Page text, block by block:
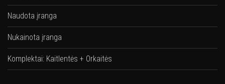
Naudota įranga
Nukainota įranga
Komplektai: Kaitlentės + Orkaitės